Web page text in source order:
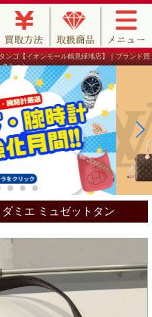
ンゴ【イオンモール鶴見緑地店】｜ブランド買
ション
ダミエ ミュゼットタン